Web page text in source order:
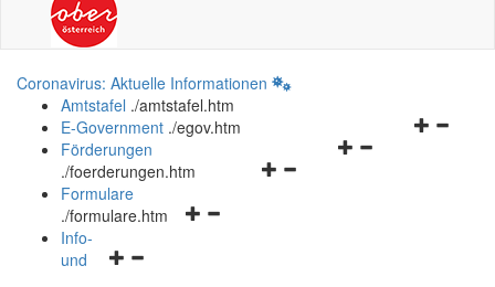
Coronavirus: Aktuelle Informationen
Amtstafel ./amtstafel.htm
Navigationsmenü
E-Government ./egov.htm
Navigationsmenü
Förderungen
./foerderungen.htm
Navigationsmenü
Formulare
./formulare.htm
Navigationsmenü
Info-
und